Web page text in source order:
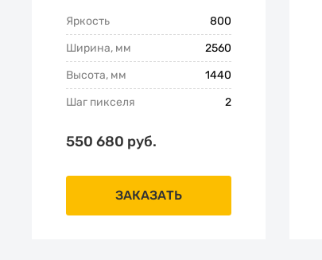
Яркость
800
Ширина, мм
2560
Высота, мм
1440
Шаг пикселя
2
550 680 руб.
ЗАКАЗАТЬ